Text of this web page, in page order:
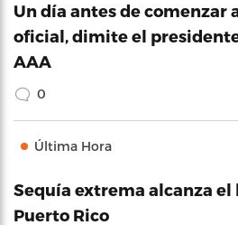
Un día antes de comenzar
oficial, dimite el
AAA
0
Última Hora
Sequía extrema alcanza
Puerto Rico